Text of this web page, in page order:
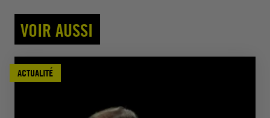
VOIR AUSSI
ACTUALITÉ